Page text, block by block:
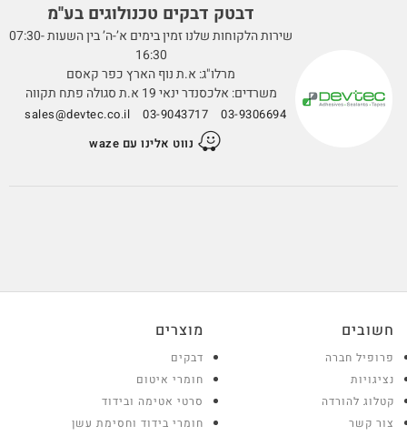
דבטק דבקים טכנולוגים בע''מ
שירות הלקוחות שלנו זמין בימים א’-ה’ בין השעות 07:30-
16:30
מרלו"ג: א.ת נוף הארץ כפר קאסם
משרדים: אלכסנדר ינאי 19 א.ת סגולה פתח תקווה
03-9306694
03-9043717
sales@devtec.co.il
נווט אלינו עם waze
חשובים
פרופיל חברה
נציגויות
קטלוג להורדה
צור קשר
מוצרים
דבקים
חומרי איטום
סרטי אטימה ובידוד
חומרי בידוד וחסימת עשן